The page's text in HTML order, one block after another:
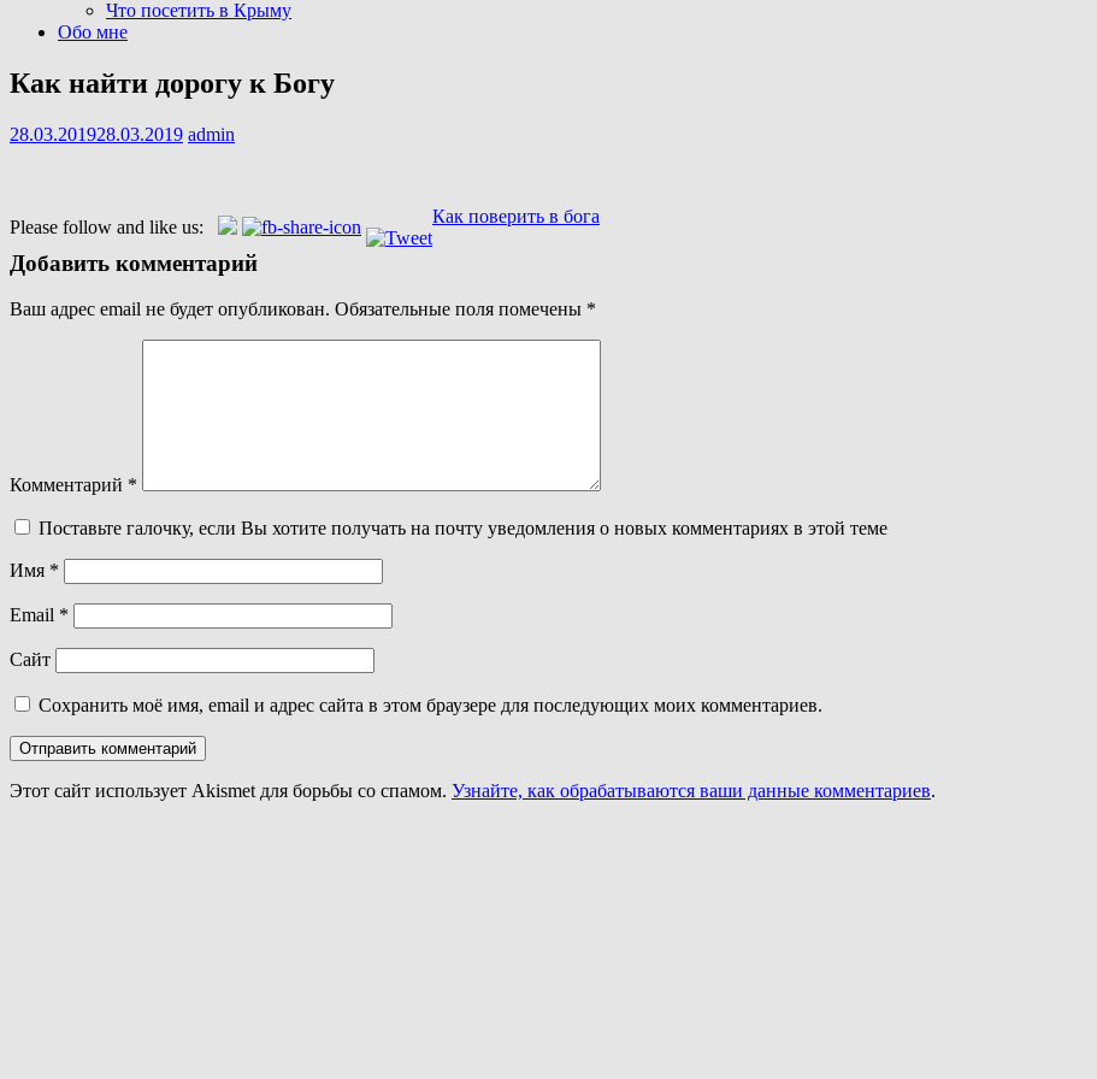
Что посетить в Крыму
Обо мне
Как найти дорогу к Богу
28.03.201928.03.2019 admin
Please follow and like us:
Навигация
по
записям
Как поверить в бога
Добавить комментарий
Ваш адрес email не будет опубликован. Обязательные поля помечены *
Комментарий *
Поставьте галочку, если Вы хотите получать на почту уведомления о новых комментариях в этой теме
Имя *
Email *
Сайт
Сохранить моё имя, email и адрес сайта в этом браузере для последующих моих комментариев.
Этот сайт использует Akismet для борьбы со спамом. Узнайте, как обрабатываются ваши данные комментариев.